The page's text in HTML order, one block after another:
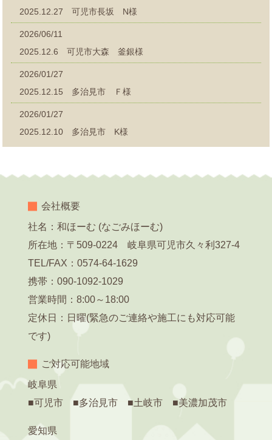
2025.12.27 可児市長坂 N様
2026/06/11
2025.12.6 可児市大森 釜銀様
2026/01/27
2025.12.15 多治見市 Ｆ様
2026/01/27
2025.12.10 多治見市 K様
2025.11.2 可児市長坂 N様
2025.11.20 可児市虹ヶ丘 S様
2026/01/25
2025.12.12 可児市瀬田 K様
2025/12/17
2025/12/17
2025.9.29 多治見市 O様
会社概要
社名：和ほーむ (なごみほーむ)
所在地：〒509-0224 岐阜県可児市久々利327-4
TEL/FAX：0574-64-1629
携帯：090-1092-1029
営業時間：8:00～18:00
定休日：日曜(緊急のご連絡や施工にも対応可能
です)
ご対応可能地域
岐阜県
■可児市 ■多治見市 ■土岐市 ■美濃加茂市
愛知県